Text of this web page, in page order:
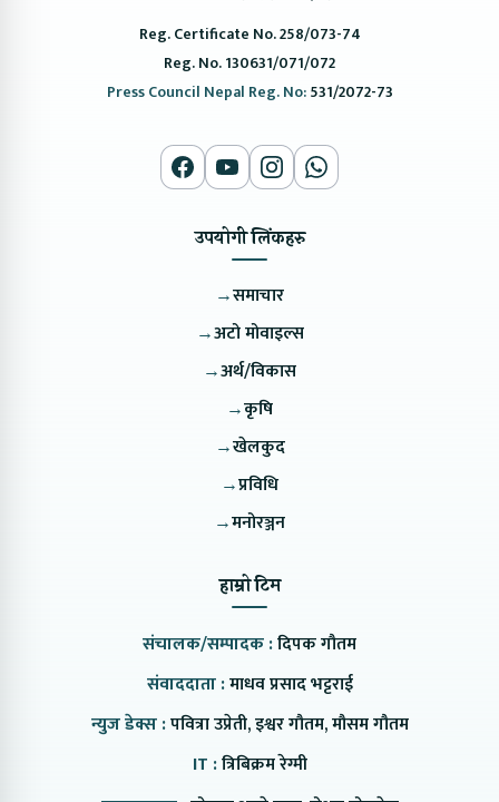
Reg. Certificate No. 258/073-74
Reg. No. 130631/071/072
Press Council Nepal Reg. No:531/2072-73
उपयोगी लिंकहरु
→समाचार
→अटो मोवाइल्स
→अर्थ/विकास
→कृषि
→खेलकुद
→प्रविधि
→मनोरञ्जन
हाम्रो टिम
संचालक/सम्पादक :दिपक गौतम
संवाददाता :माधव प्रसाद भट्टराई
न्युज डेक्स :पवित्रा उप्रेती, इश्वर गौतम, मौसम गौतम
IT :त्रिबिक्रम रेग्मी